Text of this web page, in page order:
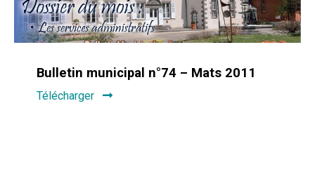
Bulletin municipal n°74 – Mats 2011
Télécharger